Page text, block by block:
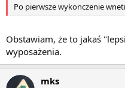
Po pierwsze wykonczenie
Obstawiam, że to jakaś
wyposażenia.
mks